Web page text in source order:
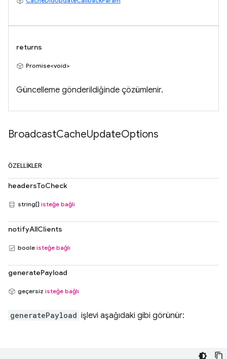
returns
Promise<void>
Güncelleme gönderildiğinde çözümlenir.
BroadcastCacheUpdateOptions
ÖZELLIKLER
headersToCheck
string[] isteğe bağlı
notifyAllClients
boole isteğe bağlı
generatePayload
geçersiz isteğe bağlı
generatePayload işlevi aşağıdaki gibi görünür: